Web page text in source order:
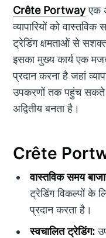
Crête Portwayएक
व्यापारियों को
ट्रेडिंग क्षमताओं से
इसका मुख्य कार्य एक
प्रदान करना है जहां
उपकरणों तक पहुंच सकते
अद्वितीय बनता है।
Crête
वास्तविक समय
ट्रेडिंग विकल्पों के
प्रदान करता है।
स्वचालित ट्रेडिंग: